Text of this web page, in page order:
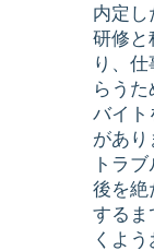
内定し
研修と
り、
らう
バイト
があり
トラ
後を絶
するま
くよう